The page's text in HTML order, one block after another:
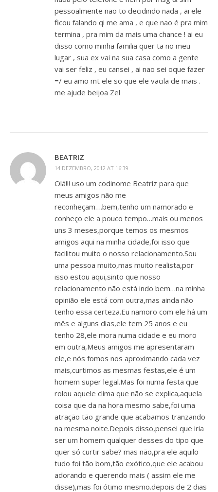
pessoalmente nao to decidindo nada , ai ele
ficou falando qi me ama , e que nao é pra mim
termina , pra mim da mais uma chance ! ai eu
disso como minha familia quer ta no meu
lugar , sua ex vai na sua casa como a gente
vai ser feliz , eu cansei , ai nao sei oque fazer
=/ eu amo mt ele so que ele vacila de mais .
me ajude beijoa Zel
BEATRIZ
14 DEZEMBRO, 2012 AT 16:39
Olá!!! uso um codinome Beatriz para que
meus amigos não me
reconheçam….bem,tenho um namorado e
conheço ele a pouco tempo…mais ou menos
uns 3 meses,porque temos os mesmos
amigos aqui na minha cidade,foi isso que
facilitou muito o nosso relacionamento.Sou
uma pessoa muito,mas muito realista,por
isso estou aqui,sinto que nosso
relacionamento não está indo bem…na minha
opinião ele está com outra,mas ainda não
tenho essa certeza.Eu namoro com ele há um
mês e alguns dias,ele tem 25 anos e eu
tenho 28,ele mora numa cidade e eu moro
em outra,Meus amigos me apresentaram
ele,e nós fomos nos aproximando cada vez
mais,curtimos as mesmas festas,ele é um
homem super legal.Mas foi numa festa que
rolou aquele clima que não se explica,aquela
coisa que da na hora mesmo sabe,foi uma
atração tão grande que acabamos tranzando
na mesma noite.Depois disso,pensei que iria
ser um homem qualquer desses do tipo que
quer só curtir sabe? mas não,pra ele aquilo
tudo foi tão bom,tão exótico,que ele acabou
adorando e querendo mais ( assim ele me
disse),mas foi ótimo mesmo.depois de 2 dias